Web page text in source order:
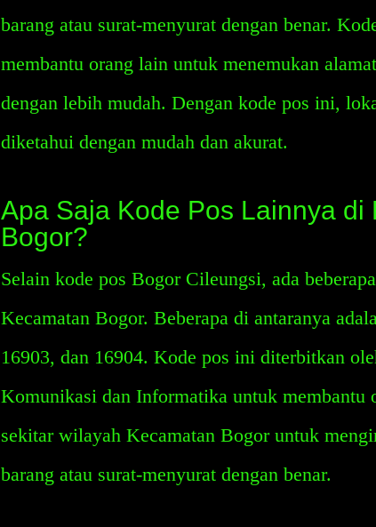
barang atau surat-menyurat dengan benar.
membantu orang lain untuk menemukan
dengan lebih mudah. Dengan kode pos ini,
diketahui dengan mudah dan akurat.
Apa Saja Kode Pos Lainnya di
Bogor?
Selain kode pos Bogor Cileungsi, ada
Kecamatan Bogor. Beberapa di antaranya
16903, dan 16904. Kode pos ini diterbitkan
Komunikasi dan Informatika untuk membantu
sekitar wilayah Kecamatan Bogor untuk
barang atau surat-menyurat dengan benar.